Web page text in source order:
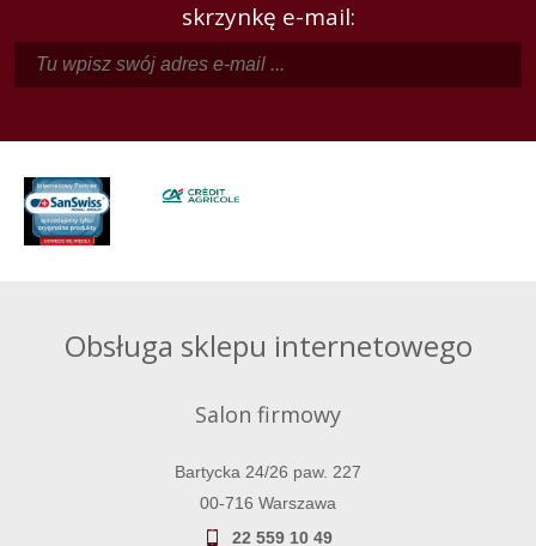
skrzynkę e-mail:
Obsługa sklepu internetowego
Salon firmowy
Bartycka 24/26 paw. 227
00-716 Warszawa
22 559 10 49